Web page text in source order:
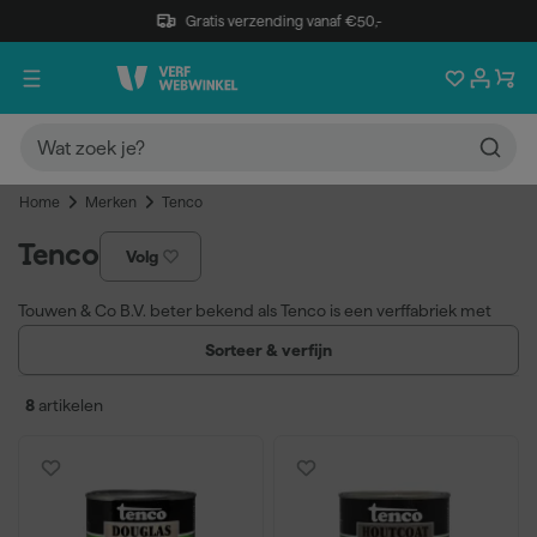
Gratis verzending vanaf €50,-
Home Merken Tenco
Tenco Volg
Touwen & Co B.V. beter bekend als Tenco is een verffabriek met
een rijke geschiedenis. Tegenwoordig staat Tenco vooral bekend
om hun goede producten voor buiten- en bootonderhoud. Op
Verfwebwinkel.nl aanbieden.
Een korte geschiedenis
De oorsprong van de oude verffabriek Touwen & Co B.V. lag vanaf
Sorteer & verfijn
8 artikelen